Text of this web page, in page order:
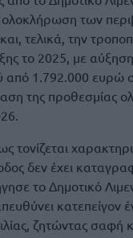
ολοκλήρωση των
τελικά, την
το 2025, με
από 1.792.000 ευρώ
της προθεσμίας
τονίζεται
δεν έχει
το Δημοτικό
κατεπείγον
ζητώντας σαφή